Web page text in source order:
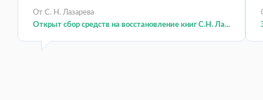
От С. Н. Лазарева
Открыт сбор средств на восстановление книг С.Н. Ла...